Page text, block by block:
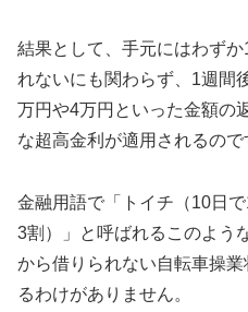
結果として、手元にはわず
れないにも関わらず、1週間
万円や4万円といった金額の
な超高金利が適用されるので
金融用語で「トイチ（10日
3割）」と呼ばれるこのよう
から借りられない自転車操
るわけがありません。